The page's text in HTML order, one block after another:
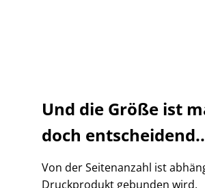
Und die Größe ist
doch
Von der Seitenanzahl ist
Druckprodukt gebunden wird,